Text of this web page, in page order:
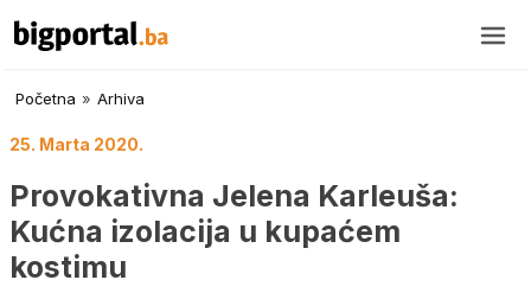
Početna » Arhiva
25. Marta 2020.
Provokativna Jelena Karleuša:
Kućna izolacija u kupaćem
kostimu